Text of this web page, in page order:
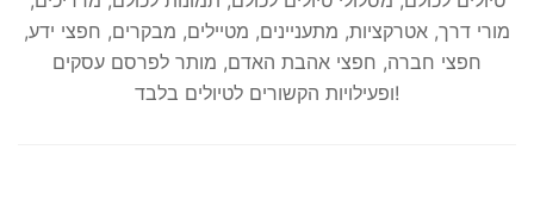
מורי דרך, אטרקציות, מתעניינים, מטיילים, מבקרים, חפצי ידע,
חפצי חברה, חפצי אהבת האדם, מותר לפרסם עסקים
ופעילויות הקשורים לטיולים בלבד!